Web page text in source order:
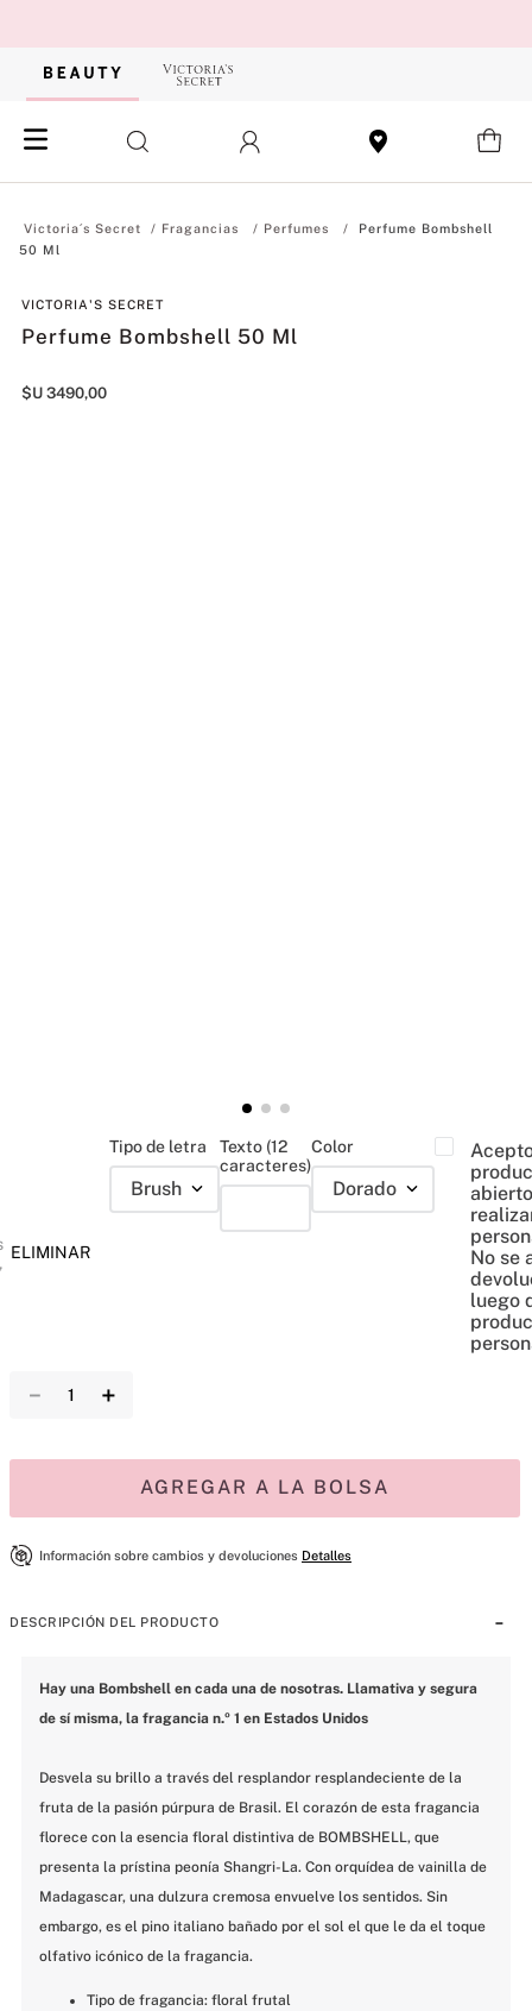
Fragancias Perfumes
Perfume Bombshell
50 Ml
VICTORIA'S SECRET
Perfume Bombshell 50 Ml
$U 3490,00
ELIMINAR
Tipo de letra
Brush
Texto (12
caracteres)
Color
Dorado
No se
luego
＋
－
AGREGAR A LA BOLSA
Información sobre cambios y devoluciones Detalles
DESCRIPCIÓN DEL PRODUCTO
Hay una Bombshell en cada una de nosotras. Llamativa y segura
de sí misma, la fragancia n.º 1 en Estados Unidos
Desvela su brillo a través del resplandor resplandeciente de la
fruta de la pasión púrpura de Brasil. El corazón de esta fragancia
florece con la esencia floral distintiva de BOMBSHELL, que
presenta la prístina peonía Shangri-La. Con orquídea de vainilla de
Madagascar, una dulzura cremosa envuelve los sentidos. Sin
embargo, es el pino italiano bañado por el sol el que le da el toque
olfativo icónico de la fragancia.
Tipo de fragancia: floral frutal